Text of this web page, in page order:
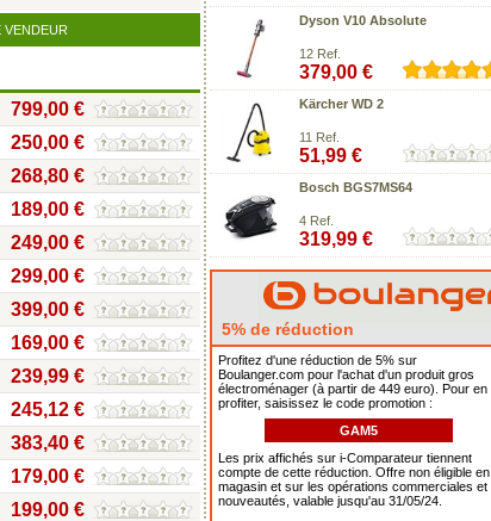
VENDEUR
799,00 €
250,00 €
268,80 €
189,00 €
249,00 €
299,00 €
399,00 €
169,00 €
239,99 €
245,12 €
383,40 €
179,00 €
199,00 €
Dyson V10 Absolute
12 Ref.
379,00 €
Kärcher WD 2
11 Ref.
51,99 €
Bosch BGS7MS64
4 Ref.
319,99 €
5% de réduction
Profitez d'une réduction de 5% sur
Boulanger.com pour l'achat d'un produit gros
électroménager (à partir de 449 euro). Pour en
profiter, saisissez le code promotion :
GAM5
Les prix affichés sur i-Comparateur tiennent
compte de cette réduction. Offre non éligible en
magasin et sur les opérations commerciales et
nouveautés, valable jusqu'au 31/05/24.